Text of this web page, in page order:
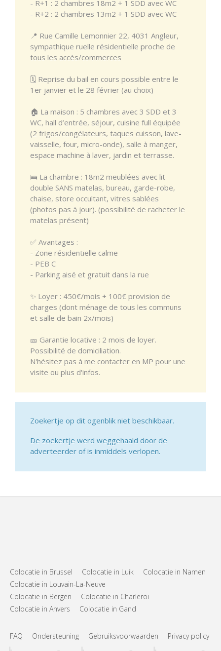
- R+1 : 2 chambres 18m2 + 1 SDD avec WC
- R+2 : 2 chambres 13m2 + 1 SDD avec WC
📍 Rue Camille Lemonnier 22, 4031 Angleur,
sympathique ruelle résidentielle proche de
tous les accès/commerces
🗓 Reprise du bail en cours possible entre le
1er janvier et le 28 février (au choix)
🏠 La maison : 5 chambres avec 3 SDD et 3
WC, hall d’entrée, séjour, cuisine full équipée
(2 frigos/congélateurs, taques cuisson, lave-
vaisselle, four, micro-onde), salle à manger,
espace machine à laver, jardin et terrasse.
🛌 La chambre : 18m2 meublées avec lit
double SANS matelas, bureau, garde-robe,
chaise, store occultant, vitres sablées
(photos pas à jour). (possibilité de racheter le
matelas présent)
✅ Avantages :
- Zone résidentielle calme
- PEB C
- Parking aisé et gratuit dans la rue
✨ Loyer : 450€/mois + 100€ provision de
charges (dont ménage de tous les communs
et salle de bain 2x/mois)
🎫 Garantie locative : 2 mois de loyer.
Possibilité de domiciliation.
N'hésitez pas à me contacter en MP pour une
visite ou plus d'infos.
Zoekertje op dit ogenblik niet beschikbaar.
De zoekertje werd weggehaald door de
adverteerder of is inmiddels verlopen.
Colocatie in Brussel Colocatie in Luik
Colocatie in Namen
Colocatie in Louvain-La-Neuve
Colocatie in Bergen
Colocatie in Charleroi
Colocatie in Anvers
Colocatie in Gand
FAQ Ondersteuning Gebruiksvoorwaarden Privacy policy